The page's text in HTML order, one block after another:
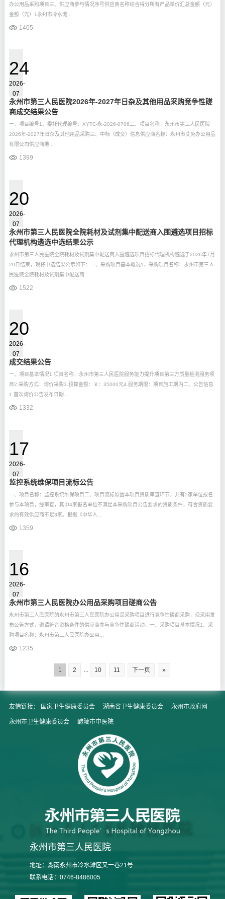
办公用品采购项目三、供应商参与情况序号供应商名称综合得分所有产品单价汇总金额（元）
金额（元）1永州市冷水滩...
1405
24
2026-
07
永州市第三人民医院2026年-2027年日杂及其他用品采购竞争性磋
商成交结果公告
一、项目编号1、委托代理编号：XYTC-永-2026-0706二、项目名称：永州市第三人民医院
2026年-2027年日杂及其他用品采购三、中标（成交）信息供应商名称：永州市艾兔办公用品
有限公司供应商地...
1399
20
2026-
07
永州市第三人民医院全院耗材及试剂集中配送商入围遴选项目招标
代理机构遴选中选结果公示
永州市第三人民医院全院耗材及试剂集中配送商入围遴选项目招标代理机构遴选于2026年7月
20日结束，现将中选结果公示如下：一、采购项目基本概况1、采购项目名称：永州市第三人
民医院全院耗材及试剂集中配送商...
1522
20
2026-
07
成交结果公告
一、项目基本情况1.项目名称：永州市第三人民医院服务能力提升项目第三方质量检测服务项
目2.采购方式：询价采购3.预算金额：￥：35000元4.服务期限：项目施工期内二、公告信息
1.首次询价公告发布日期...
1332
17
2026-
07
监控系统维保项目流标公告
一、项目名称：监控系统维保项目二、项目流标原因本项目资质审查环节，共有5家单位报名
参与本项目，经审查，其中4家报名单位不满足本采购项目公告要求的资质条件，符合资质要
求的有效供应商不足3家。根据《中华人...
1359
16
2026-
07
永州市第三人民医院办公用品采购项目磋商公告
永州市第三人民医院的永州市第三人民医院办公用品采购项目进行竞争性磋商采购，现采用发
布公告方式，邀请符合资格条件的供应商参与竞争性磋商活动。一、采购项目基本情况1、采
购项目名称：永州市第三人民医院办公用...
1235
1 2 10 11 下一页 »
友情链接： 国家卫生健康委员会 湖南省卫生健康委员会 永州市政府网
永州市卫生健康委员会 醴陵市中医院
永州市第三人民医院
地址：湖南永州市冷水滩区又一巷21号
联系电话：0746-8486005